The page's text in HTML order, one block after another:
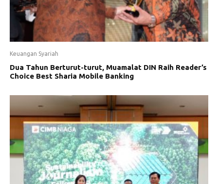
Keuangan Syariah
Dua Tahun Berturut-turut, Muamalat DIN Raih Reader’s
Choice Best Sharia Mobile Banking